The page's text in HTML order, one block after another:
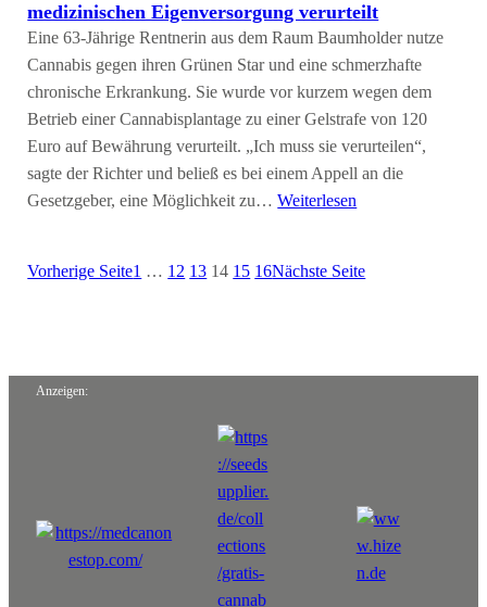
medizinischen Eigenversorgung verurteilt
Eine 63-Jährige Rentnerin aus dem Raum Baumholder nutze
Cannabis gegen ihren Grünen Star und eine schmerzhafte
chronische Erkrankung. Sie wurde vor kurzem wegen dem
Betrieb einer Cannabisplantage zu einer Gelstrafe von 120
Euro auf Bewährung verurteilt. „Ich muss sie verurteilen“,
sagte der Richter und beließ es bei einem Appell an die
Gesetzgeber, eine Möglichkeit zu…Weiterlesen
Vorherige Seite1 … 12 13 14 15 16Nächste Seite
Anzeigen: